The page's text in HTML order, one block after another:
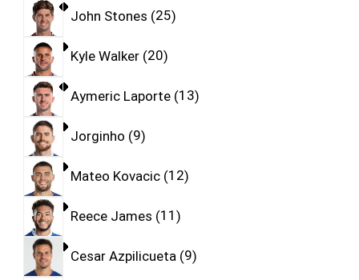
John Stones 25
Kyle Walker 20
Aymeric Laporte 13
Jorginho 9
Mateo Kovacic 12
Reece James 11
Cesar Azpilicueta 9